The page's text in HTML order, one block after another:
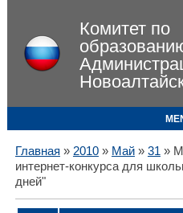
Комитет по
Главная » 2010 » Май » 31 »
интернет-конкурса для
дней"